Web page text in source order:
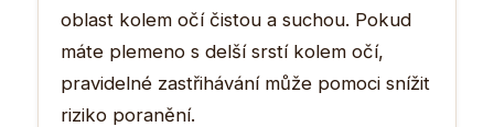
oblast kolem očí čistou a suchou. Pokud
máte plemeno s delší srstí kolem očí,
pravidelné zastřihávání může pomoci snížit
riziko poranění.